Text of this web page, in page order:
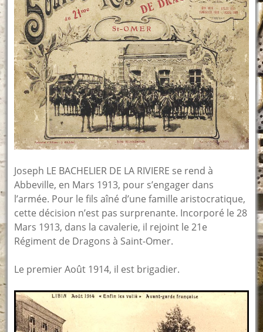
Joseph LE BACHELIER DE LA RIVIERE se rend à
Abbeville, en Mars 1913, pour s’engager dans
l’armée. Pour le fils aîné d’une famille aristocratique,
cette décision n’est pas surprenante. Incorporé le 28
Mars 1913, dans la cavalerie, il rejoint le 21e
Régiment de Dragons à Saint-Omer.
Le premier Août 1914, il est brigadier.